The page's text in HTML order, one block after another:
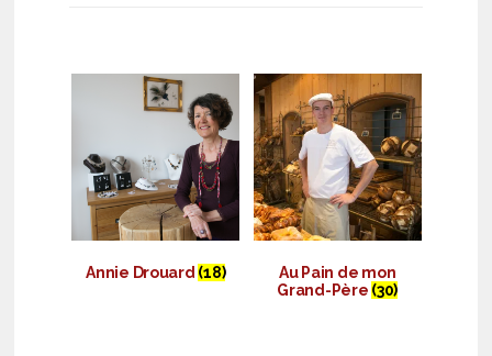
Annie Drouard (18)
Au Pain de mon
Grand-Père (30)